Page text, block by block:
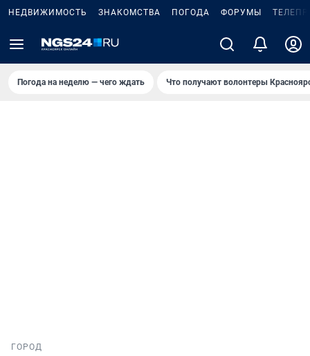
НЕДВИЖИМОСТЬ ЗНАКОМСТВА ПОГОДА ФОРУМЫ
Погода на неделю — чего ждать Что получают волонтеры
ГОРОД